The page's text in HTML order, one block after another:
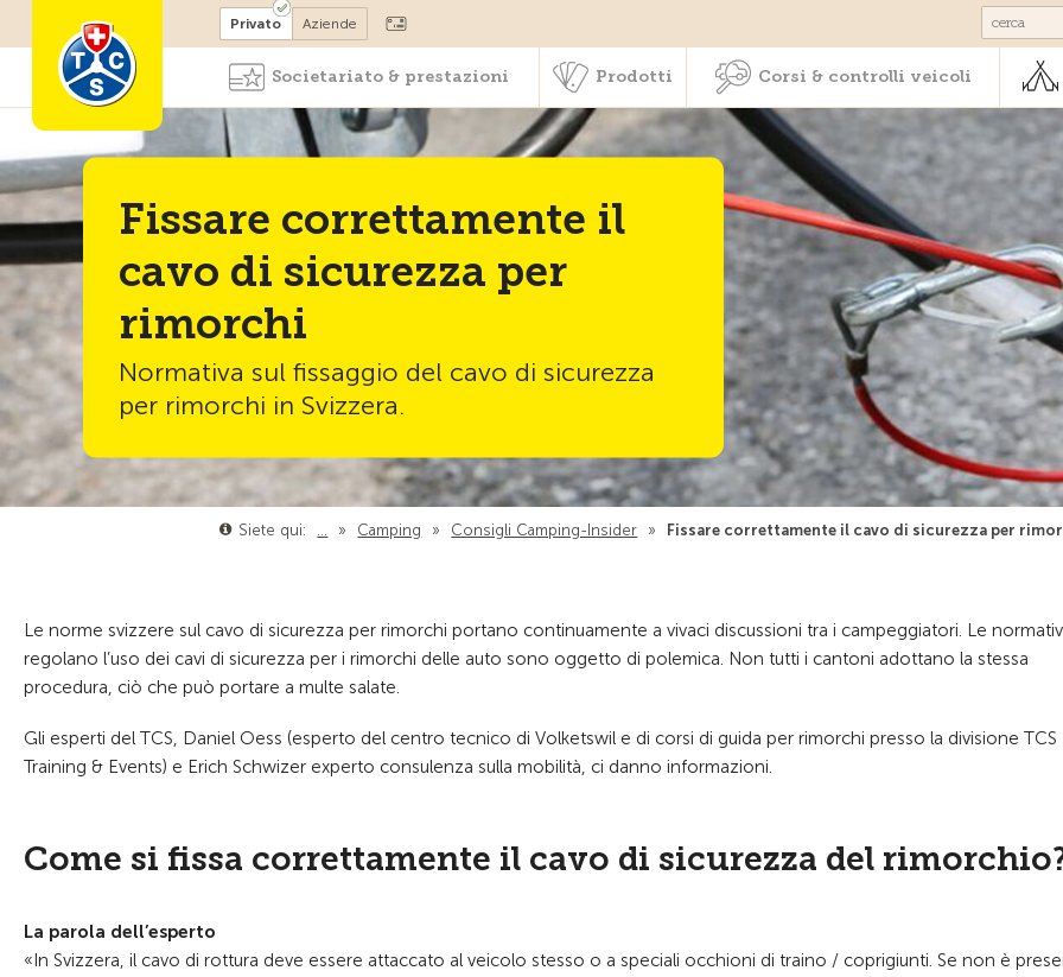
Diventare socio Corsi & controlli
Privato Aziende
Societariato & prestazioni Prodotti Corsi & controlli veicoli
Fissare correttamente il
cavo di sicurezza per
rimorchi
Normativa sul fissaggio del cavo di sicurezza
per rimorchi in Svizzera.
Siete qui: … » Camping » Consigli Camping-Insider » Fissare correttamente il cavo di sicurezza per
Le norme svizzere sul cavo di sicurezza per rimorchi portano continuamente a vivaci discussioni tra i campeggiatori. Le
regolano l’uso dei cavi di sicurezza per i rimorchi delle auto sono oggetto di polemica. Non tutti i cantoni adottano la stessa
procedura, ciò che può portare a multe salate.
Gli esperti del TCS, Daniel Oess (esperto del centro tecnico di Volketswil e di corsi di guida per rimorchi presso la divisione TCS
Training & Events) e Erich Schwizer experto consulenza sulla mobilità, ci danno informazioni.
Come si fissa correttamente il cavo di sicurezza del
La parola dell’esperto
«In Svizzera, il cavo di rottura deve essere attaccato al veicolo stesso o a speciali occhioni di traino / coprigiunti. Se non è